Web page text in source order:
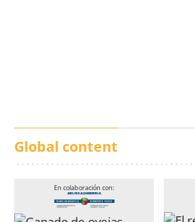
Global content
En colaboración con: